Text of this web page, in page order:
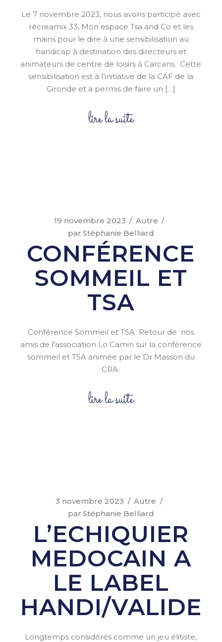
Le 7 novembre 2023, nous avons participé avec
récreamix 33, Mon espace Tsa and Co et les
mains pour le dire à une sensibilisation au
handicap à destination des directeurs et
animateurs de centre de loisirs à Carcans. Cette
sensibilisation est à l’initiative de la CAF de la
Gironde et a permis de faire un […]
lire la suite
19 novembre 2023
Autre
par Stéphanie Belliard
CONFÉRENCE
SOMMEIL ET
TSA
Conférence Sommeil et TSA Retour de nos
amis de l’association Lo Camin sur la conférence
sommeil et TSA animée par le Dr Masson du
CRA.
lire la suite
3 novembre 2023
Autre
par Stéphanie Belliard
L’ECHIQUIER
MEDOCAIN A
LE LABEL
HANDI/VALIDE
Longtemps considérés comme un jeu élitiste,